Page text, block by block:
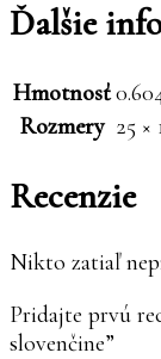
Ďalšie
Hmotnosť
Rozmery 25 ×
Recenzie
Nikto zatiaľ
Pridajte prvú
slovenčine”